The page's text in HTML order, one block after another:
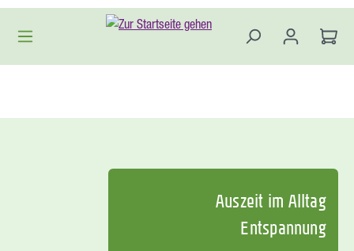
Zum Hauptinhalt springen
Auszeit im Alltag
Entspannung